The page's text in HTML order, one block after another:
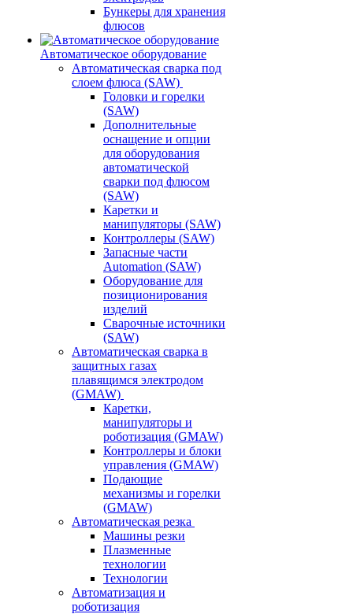
Бункеры для хранения
флюсов
Автоматическое оборудование
Автоматическая сварка под
слоем флюса (SAW)
Головки и горелки
(SAW)
Дополнительные
оснащение и опции
для оборудования
автоматической
сварки под флюсом
(SAW)
Каретки и
манипуляторы (SAW)
Контроллеры (SAW)
Запасные части
Automation (SAW)
Оборудование для
позиционирования
изделий
Сварочные источники
(SAW)
Автоматическая сварка в
защитных газах
плавящимся электродом
(GMAW)
Каретки,
манипуляторы и
роботизация (GMAW)
Контроллеры и блоки
управления (GMAW)
Подающие
механизмы и горелки
(GMAW)
Автоматическая резка
Машины резки
Плазменные
технологии
Технологии
Автоматизация и
роботизация